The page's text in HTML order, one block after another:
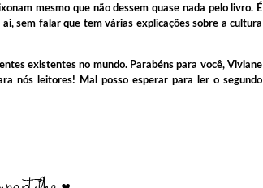
mesmo que não dessem quase nada pelo livro. É
sem falar que tem várias explicações sobre a cultura
existentes no mundo. Parabéns para você, Viviane
nós leitores! Mal posso esperar para ler o segundo